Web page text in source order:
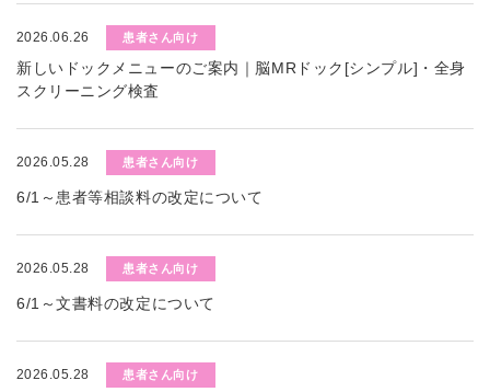
2026.06.26 患者さん向け
新しいドックメニューのご案内｜脳MRドック[シンプル]・全身
スクリーニング検査
2026.05.28 患者さん向け
6/1～患者等相談料の改定について
2026.05.28 患者さん向け
6/1～文書料の改定について
2026.05.28 患者さん向け